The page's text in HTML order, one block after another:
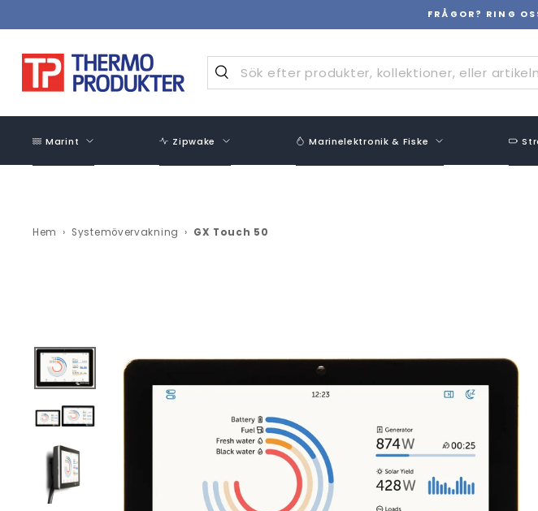
FRÅGOR? RING
Marint Zipwake Marinelektronik & Fiske
Hem › Systemövervakning › GX Touch 50